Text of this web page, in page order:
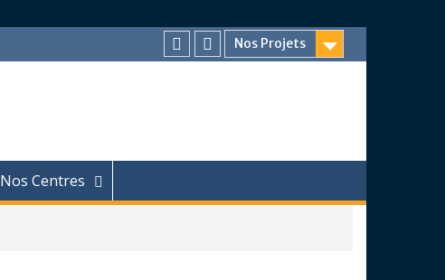
Nos Projets
Facebook
Chaîne
Nos Centres